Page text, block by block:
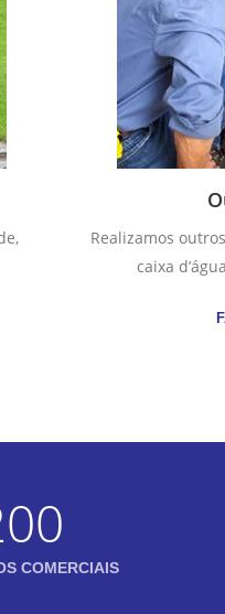
Realizamos
caixa
COMERCIAIS